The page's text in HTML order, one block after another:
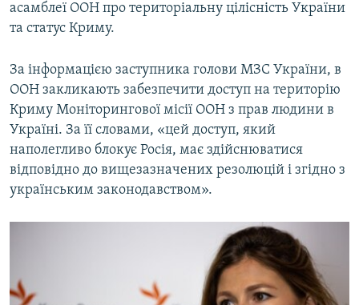
асамблеї ООН про територіальну цілісність України
та статус Криму.
За інформацією заступника голови МЗС України, в
ООН закликають забезпечити доступ на територію
Криму Моніторингової місії ООН з прав людини в
Україні. За її словами, «цей доступ, який
наполегливо блокує Росія, має здійснюватися
відповідно до вищезазначених резолюцій і згідно з
українським законодавством».